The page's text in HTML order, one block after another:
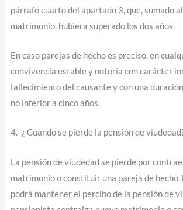
párrafo cuarto del apartado 3, que, sumado
matrimonio, hubiera superado los dos años.
En caso parejas de hecho es preciso, en
convivencia estable y notoria con carácter
fallecimiento del causante y con una
no inferior a cinco años.
4.- ¿ Cuando se pierde la pensión de
La pensión de viudedad se pierde por
matrimonio o constituir una pareja de hecho.
podrá mantener el percibo de la pensión de